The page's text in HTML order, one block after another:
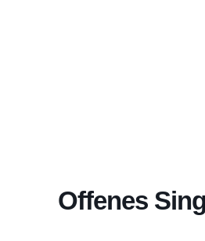
Offenes